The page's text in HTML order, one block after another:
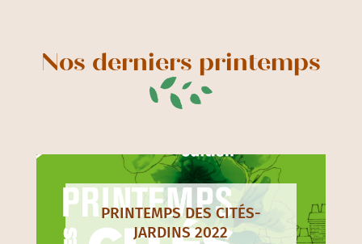
Nos derniers printemps
PRINTEMPS DES CITÉS-
JARDINS 2022